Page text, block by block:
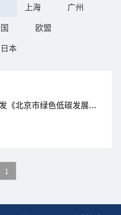
上海
广州
国
欧盟
日本
北京市教育委员会关于印发《北京市绿色低碳发展国民教育体系建设实施方案》的通知
1